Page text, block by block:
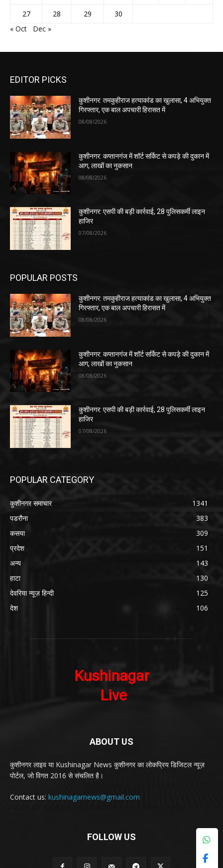
27
28 29
30
« Oct
Dec »
EDITOR PICKS
कुशीनगर: तमकुहीराज हत्याकांड का खुलासा, 4 अभियुक्त
गिरफ्तार, एक बाल अपचारी हिरासत में
08/08/2026
कुशीनगर: कप्तानगंज में शॉर्ट सर्किट से कपड़े की दुकान में
आग, लाखों का नुकसान
08/08/2026
कुशीनगर: एसपी की बड़ी कार्रवाई, 28 पुलिसकर्मी लाइन
हाजिर
07/08/2026
POPULAR POSTS
कुशीनगर: तमकुहीराज हत्याकांड का खुलासा, 4 अभियुक्त
गिरफ्तार, एक बाल अपचारी हिरासत में
08/08/2026
कुशीनगर: कप्तानगंज में शॉर्ट सर्किट से कपड़े की दुकान में
आग, लाखों का नुकसान
08/08/2026
कुशीनगर: एसपी की बड़ी कार्रवाई, 28 पुलिसकर्मी लाइन
हाजिर
07/08/2026
POPULAR CATEGORY
कुशीनगर समाचार
1341
पडरौना
383
कसया
309
प्रदेश
151
अन्य
143
हाटा
130
देवरिया न्यूज़ हिन्दी
125
देश
106
ABOUT US
कुशीनगर लाइव या Kushinagar News कुशीनगर का लोकप्रिय डिजिटल न्यूज़
पोर्टल, जो विगत 2016 से संचलित है।
Contact us: kushinagarnews@gmail.com
FOLLOW US